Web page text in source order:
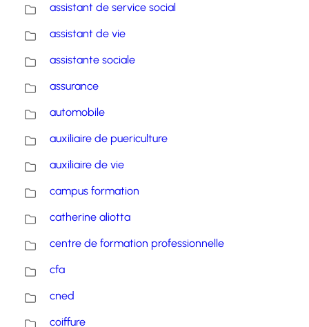
assistant de service social
assistant de vie
assistante sociale
assurance
automobile
auxiliaire de puericulture
auxiliaire de vie
campus formation
catherine aliotta
centre de formation professionnelle
cfa
cned
coiffure